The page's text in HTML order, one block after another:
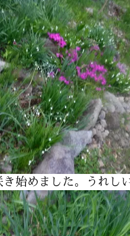
き始めました。うれし